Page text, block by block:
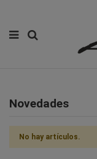
Novedades
No hay artículos.